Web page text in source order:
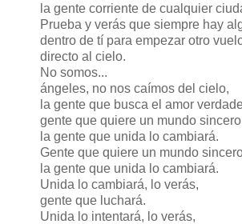
la gente corriente de cualquier
Prueba y verás que siempre hay
dentro de tí para empezar otro
directo al cielo.
No somos...
ángeles, no nos caímos del cielo,
la gente que busca el amor
gente que quiere un mundo
la gente que unida lo cambiará.
Gente que quiere un mundo
la gente que unida lo cambiará.
Unida lo cambiará, lo verás,
gente que luchará.
Unida lo intentará, lo verás,